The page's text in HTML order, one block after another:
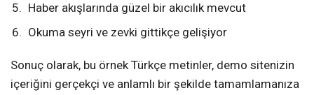
Haber akışlarında güzel bir akıcılık mevcut
Okuma seyri ve zevki gittikçe gelişiyor
Sonuç olarak, bu örnek Türkçe metinler, demo sitenizin
içeriğini gerçekçi ve anlamlı bir şekilde tamamlamanıza